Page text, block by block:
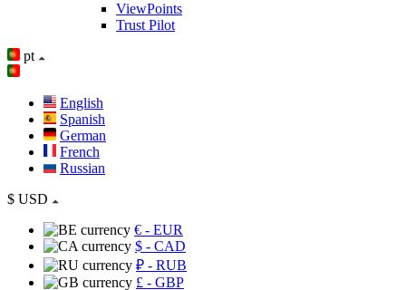
ViewPoints
Trust Pilot
pt
English
Spanish
German
French
Russian
$ USD
€ - EUR
$ - CAD
₽ - RUB
£ - GBP